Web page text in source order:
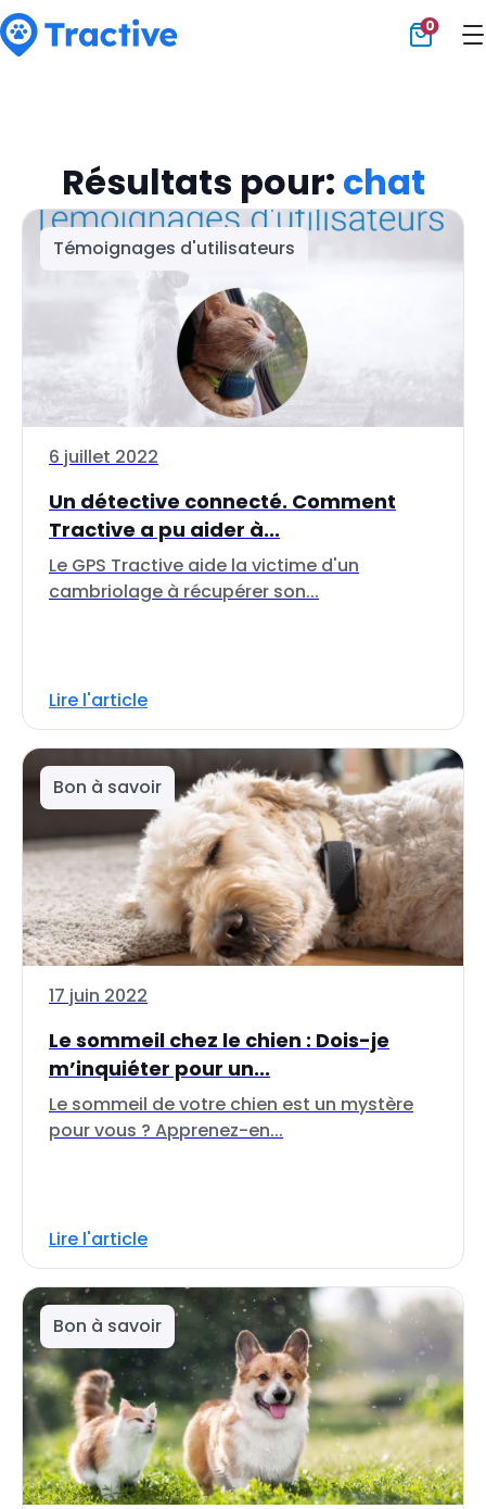
0
Résultats pour: chat
Témoignages d'utilisateurs
6 juillet 2022
Un détective connecté. Comment
Tractive a pu aider à...
Le GPS Tractive aide la victime d'un
cambriolage à récupérer son...
Lire l'article
Bon à savoir
17 juin 2022
Le sommeil chez le chien : Dois-je
m’inquiéter pour un...
Le sommeil de votre chien est un mystère
pour vous ? Apprenez-en...
Lire l'article
Bon à savoir